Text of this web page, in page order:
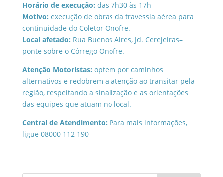
Horário de execução: das 7h30 às 17h
Motivo: execução de obras da travessia aérea para
continuidade do Coletor Onofre.
Local afetado: Rua Buenos Aires, Jd. Cerejeiras–
ponte sobre o Córrego Onofre.
Atenção Motoristas: optem por caminhos
alternativos e redobrem a atenção ao transitar pela
região, respeitando a sinalização e as orientações
das equipes que atuam no local.
Central de Atendimento: Para mais informações,
ligue 08000 112 190